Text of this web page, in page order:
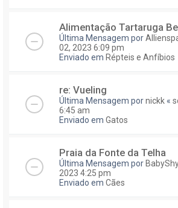
Alimentação Tartaruga
Última Mensagem por
02, 2023 6:09 pm
Enviado em Répteis e Anfíbios
re: Vueling
Última Mensagem pornickk «
6:45 am
Enviado em Gatos
Praia da Fonte da Telha
Última Mensagem por
2023 4:25 pm
Enviado em Cães